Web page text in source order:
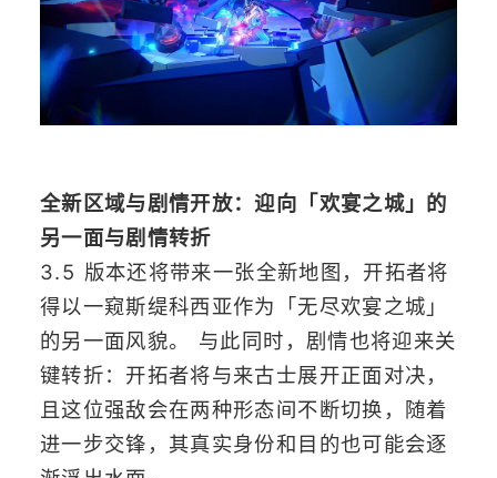
全新区域与剧情开放：迎向「欢宴之城」的
另一面与剧情转折
3.5 版本还将带来一张全新地图，开拓者将
得以一窥斯缇科西亚作为「无尽欢宴之城」
的另一面风貌。 与此同时，剧情也将迎来关
键转折：开拓者将与来古士展开正面对决，
且这位强敌会在两种形态间不断切换，随着
进一步交锋，其真实身份和目的也可能会逐